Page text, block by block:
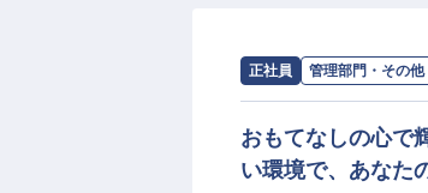
きる喜びを感じられ
ーー【成長を支える
当施設では、スタッ
正社員 管理部門・その他
求人情報：SHONAI
おもてなしの心で
い環境で、あなた